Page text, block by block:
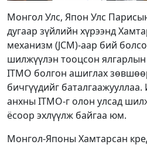
Монгол Улс, Япон Улс
дугаар зүйлийн хүрээнд
механизм (JCM)-аар бий
шилжүүлэн тооцсон
ITMO болгон ашиглах
бичгүүдийг
анхны ITMO-г олон улсад
ёсоор эхлүүлж байгаа юм.
Монгол-Японы Хамтарсан